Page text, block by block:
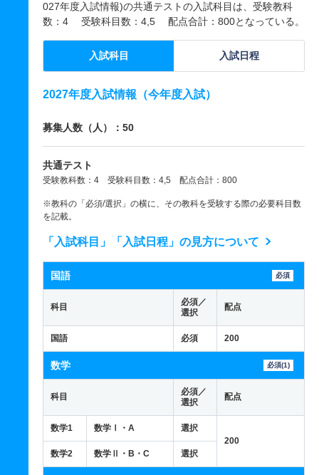
027年度入試情報)の共通テストの入試科目は、受験教科
数：4 受験科目数：4,5 配点合計：800となっている。
入試科目 入試日程
2027年度入試情報（今年度入試）
募集人数（人）：50
共通テスト
受験教科数：4 受験科目数：4,5 配点合計：800
※教科の「必須/選択」の横に、その教科を受験する際の必要科目数
を記載。
「入試科目」「入試日程」の見方について
国語 必須
科目
必須／
選択
配点
国語 必須 200
数学 必須(1)
科目
必須／
選択
配点
数学1 数学Ⅰ・A
選択
200
数学2
数学Ⅱ・B・C 選択